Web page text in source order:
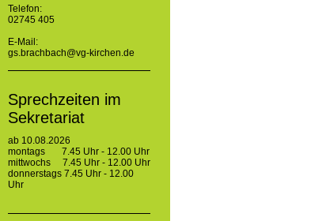
Telefon:
02745 405
E-Mail:
gs.brachbach@vg-kirchen.de
Sprechzeiten im
Sekretariat
ab 10.08.2026
montags 7.45 Uhr - 12.00 Uhr
mittwochs 7.45 Uhr - 12.00 Uhr
donnerstags 7.45 Uhr - 12.00
Uhr